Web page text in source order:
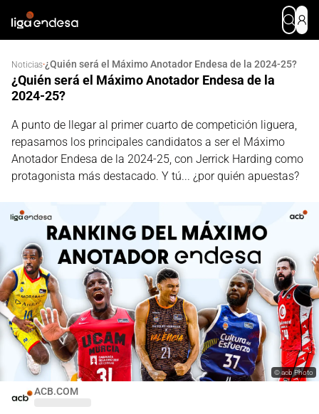
Noticias·¿Quién será el Máximo Anotador Endesa de la 2024-25?
¿Quién será el Máximo Anotador Endesa de la
2024-25?
A punto de llegar al primer cuarto de competición liguera,
repasamos los principales candidatos a ser el Máximo
Anotador Endesa de la 2024-25, con Jerrick Harding como
protagonista más destacado. Y tú... ¿por quién apuestas?
ACB.COM
©acb Photo